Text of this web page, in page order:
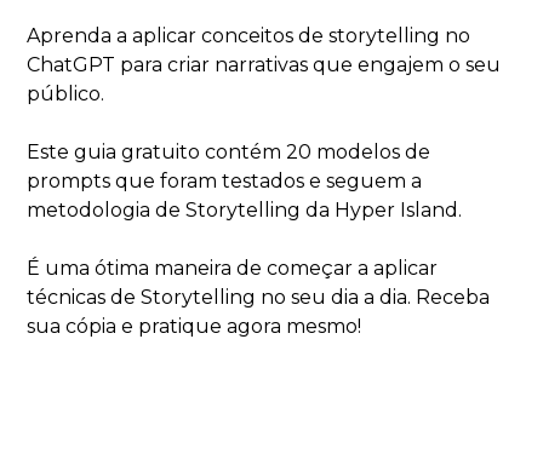
Aprenda a aplicar conceitos de storytelling no
ChatGPT para criar narrativas que engajem o seu
público.
Este guia gratuito contém 20 modelos de
prompts que foram testados e seguem a
metodologia de Storytelling da Hyper Island.
É uma ótima maneira de começar a aplicar
técnicas de Storytelling no seu dia a dia. Receba
sua cópia e pratique agora mesmo!